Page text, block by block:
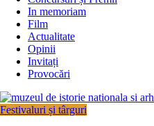
In memoriam
Film
Actualitate
Opinii
Invitați
Provocări
Festivaluri și târguri